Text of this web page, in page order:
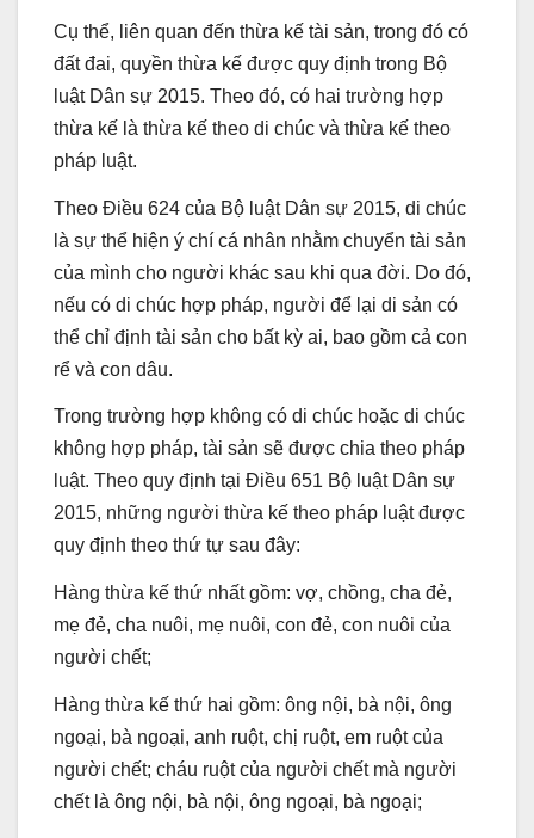
Cụ thể, liên quan đến thừa kế tài sản, trong đó có
đất đai, quyền thừa kế được quy định trong Bộ
luật Dân sự 2015. Theo đó, có hai trường hợp
thừa kế là thừa kế theo di chúc và thừa kế theo
pháp luật.
Theo Điều 624 của Bộ luật Dân sự 2015, di chúc
là sự thể hiện ý chí cá nhân nhằm chuyển tài sản
của mình cho người khác sau khi qua đời. Do đó,
nếu có di chúc hợp pháp, người để lại di sản có
thể chỉ định tài sản cho bất kỳ ai, bao gồm cả con
rể và con dâu.
Trong trường hợp không có di chúc hoặc di chúc
không hợp pháp, tài sản sẽ được chia theo pháp
luật. Theo quy định tại Điều 651 Bộ luật Dân sự
2015, những người thừa kế theo pháp luật được
quy định theo thứ tự sau đây:
Hàng thừa kế thứ nhất gồm: vợ, chồng, cha đẻ,
mẹ đẻ, cha nuôi, mẹ nuôi, con đẻ, con nuôi của
người chết;
Hàng thừa kế thứ hai gồm: ông nội, bà nội, ông
ngoại, bà ngoại, anh ruột, chị ruột, em ruột của
người chết; cháu ruột của người chết mà người
chết là ông nội, bà nội, ông ngoại, bà ngoại;